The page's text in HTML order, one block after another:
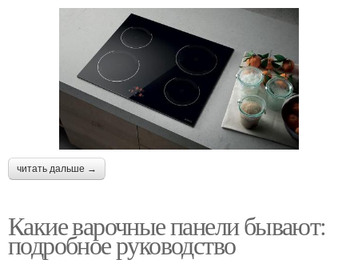
читать дальше →
Какие варочные панели бывают:
подробное руководство